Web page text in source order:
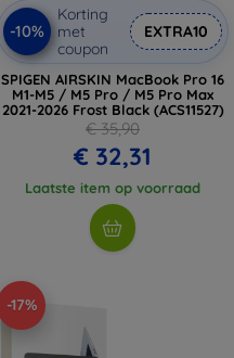
-10%
Korting
met
coupon
EXTRA10
SPIGEN AIRSKIN MacBook Pro 16
M1-M5 / M5 Pro / M5 Pro Max
2021-2026 Frost Black (ACS11527)
€ 35,90
€ 32,31
Laatste item op voorraad
-17%